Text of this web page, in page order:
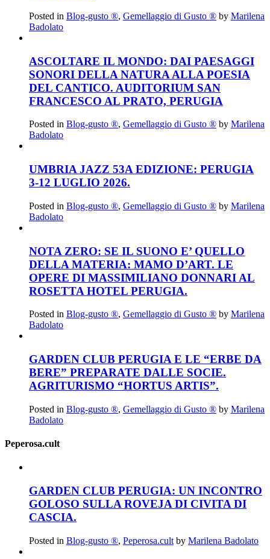
Posted in Blog-gusto ®, Gemellaggio di Gusto ® by Marilena
Badolato
ASCOLTARE IL MONDO: DAI PAESAGGI
SONORI DELLA NATURA ALLA POESIA
DEL CANTICO. AUDITORIUM SAN
FRANCESCO AL PRATO, PERUGIA
Posted in Blog-gusto ®, Gemellaggio di Gusto ® by Marilena
Badolato
UMBRIA JAZZ 53A EDIZIONE: PERUGIA
3-12 LUGLIO 2026.
Posted in Blog-gusto ®, Gemellaggio di Gusto ® by Marilena
Badolato
NOTA ZERO: SE IL SUONO E’ QUELLO
DELLA MATERIA: MAMO D’ART. LE
OPERE DI MASSIMILIANO DONNARI AL
ROSETTA HOTEL PERUGIA.
Posted in Blog-gusto ®, Gemellaggio di Gusto ® by Marilena
Badolato
GARDEN CLUB PERUGIA E LE “ERBE DA
BERE” PREPARATE DALLE SOCIE.
AGRITURISMO “HORTUS ARTIS”.
Posted in Blog-gusto ®, Gemellaggio di Gusto ® by Marilena
Badolato
Peperosa.cult
GARDEN CLUB PERUGIA: UN INCONTRO
GOLOSO SULLA ROVEJA DI CIVITA DI
CASCIA.
Posted in Blog-gusto ®, Peperosa.cult by Marilena Badolato